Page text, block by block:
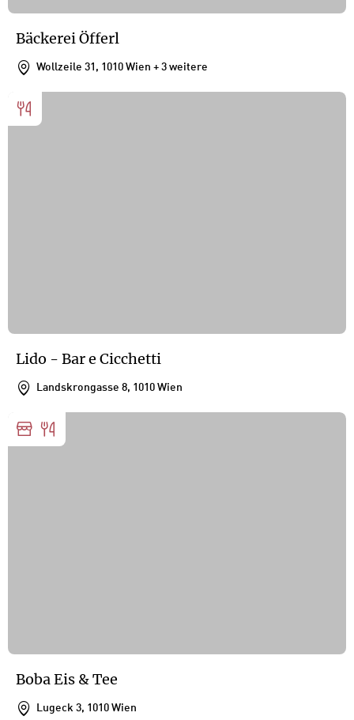
Bäckerei Öfferl
Wollzeile 31, 1010 Wien + 3 weitere
Lido - Bar e Cicchetti
Landskrongasse 8, 1010 Wien
Boba Eis & Tee
Lugeck 3, 1010 Wien